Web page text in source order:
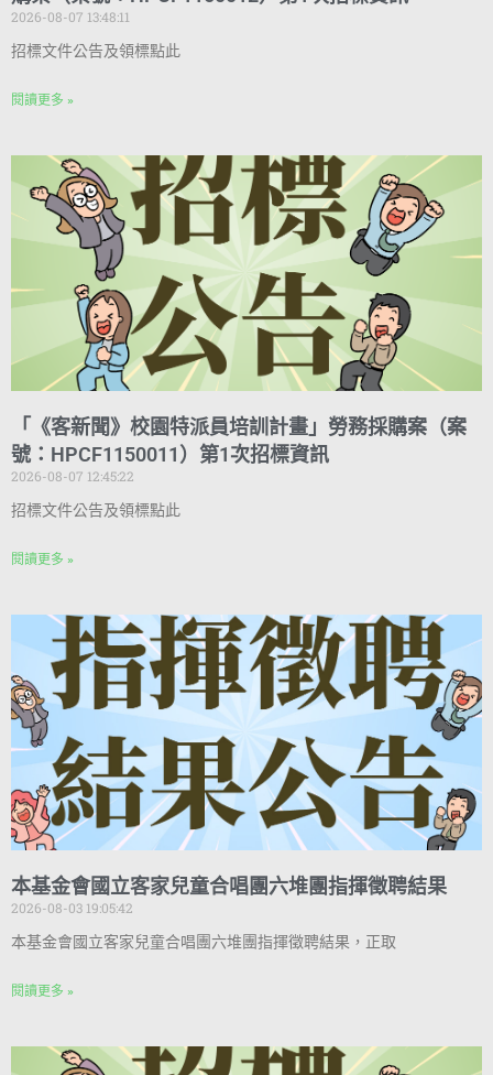
2026-08-07 13:48:11
招標文件公告及領標點此
閱讀更多 »
「《客新聞》校園特派員培訓計畫」勞務採購案（案
號：HPCF1150011）第1次招標資訊
2026-08-07 12:45:22
招標文件公告及領標點此
閱讀更多 »
本基金會國立客家兒童合唱團六堆團指揮徵聘結果
2026-08-03 19:05:42
本基金會國立客家兒童合唱團六堆團指揮徵聘結果，正取
閱讀更多 »